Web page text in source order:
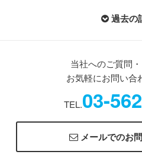
過去の
当社へのご質問・
お気軽にお問い合
TEL.03-
メールでのお